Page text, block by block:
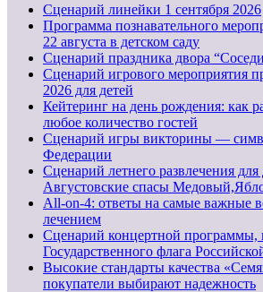
Cценарий линейки 1 сентября 2026
Программа познавательного
22 августа в детском саду
Сценарий праздника двора
Сценарий игрового мероприятия
2026 для детей
Кейтеринг на день рождения: как
любое количество гостей
Сценарий игры викторины —
Федерации
Сценарий летнего развлечения
Августовские спасы
All-on-4: ответы на самые важные
лечением
Сценарий концертной
Государственного флага
Высокие стандарты качества
покупатели выбирают надежность